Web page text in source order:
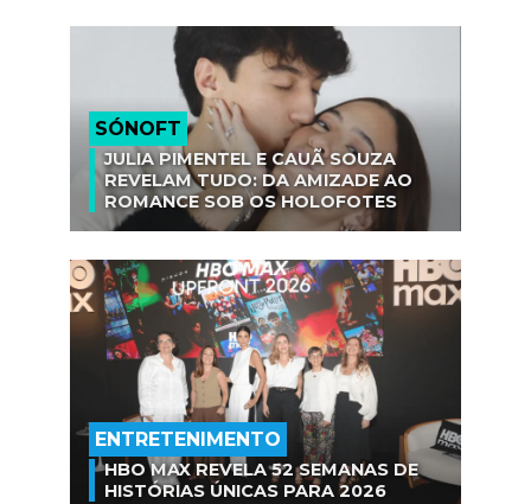
SÓNOFT
JULIA PIMENTEL E CAUÃ SOUZA
REVELAM TUDO: DA AMIZADE AO
ROMANCE SOB OS HOLOFOTES
ENTRETENIMENTO
HBO MAX REVELA 52 SEMANAS DE
HISTÓRIAS ÚNICAS PARA 2026